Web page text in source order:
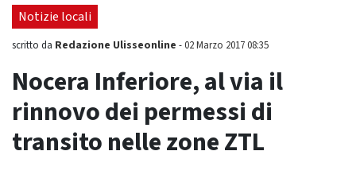
Notizie locali
scritto da Redazione Ulisseonline -02 Marzo 2017 08:35
Nocera Inferiore, al via il
rinnovo dei permessi di
transito nelle zone ZTL